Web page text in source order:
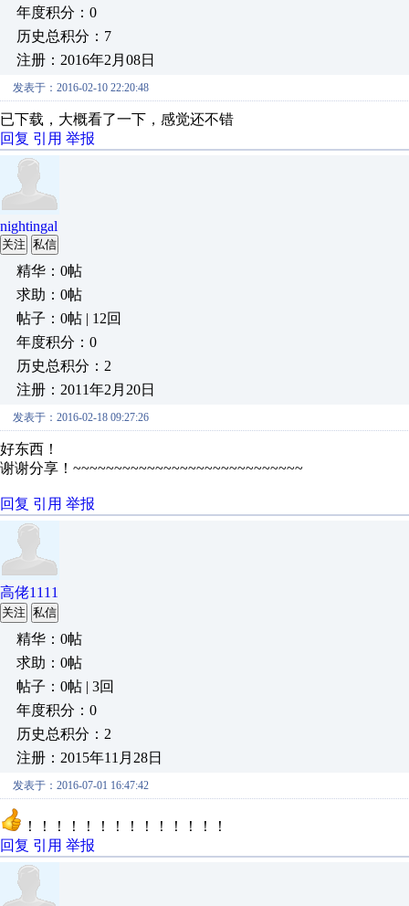
年度积分：0
历史总积分：7
注册：2016年2月08日
发表于：2016-02-10 22:20:48
已下载，大概看了一下，感觉还不错
回复 引用 举报
nightingal
关注 私信
精华：0帖
求助：0帖
帖子：0帖 | 12回
年度积分：0
历史总积分：2
注册：2011年2月20日
发表于：2016-02-18 09:27:26
好东西！
谢谢分享！~~~~~~~~~~~~~~~~~~~~~~~~~~~~
回复 引用 举报
高佬1111
关注 私信
精华：0帖
求助：0帖
帖子：0帖 | 3回
年度积分：0
历史总积分：2
注册：2015年11月28日
发表于：2016-07-01 16:47:42
！！！！！！！！！！！！！！
回复 引用 举报